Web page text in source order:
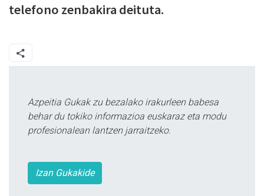
telefono zenbakira deituta.
Azpeitia Gukak zu bezalako irakurleen babesa
behar du tokiko informazioa euskaraz eta modu
profesionalean lantzen jarraitzeko.
Izan Gukakide